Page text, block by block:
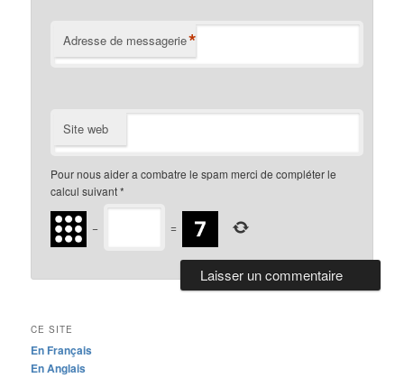
Adresse de messagerie*
Site web
Pour nous aider a combatre le spam merci de compléter le
calcul suivant*
− =
CE SITE
En Français
En Anglais